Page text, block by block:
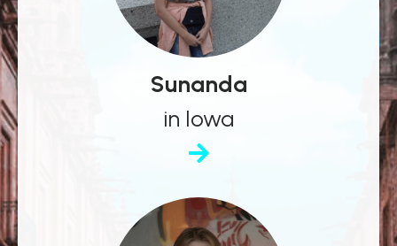
Sunanda
in Iowa